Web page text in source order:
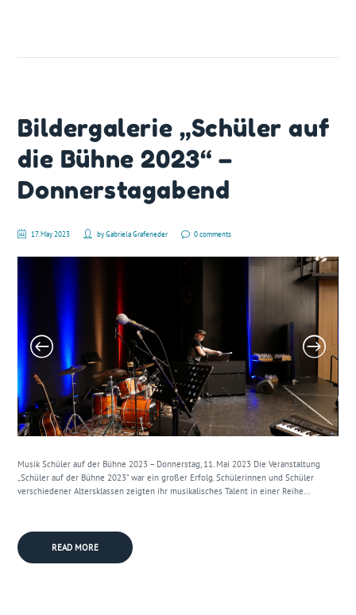
Bildergalerie „Schüler auf
die Bühne 2023“ –
Donnerstagabend
17. May 2023 byGabriela Grafeneder 0 comments
Musik Schüler auf der Bühne 2023 – Donnerstag, 11. Mai 2023 Die Veranstaltung
„Schüler auf der Bühne 2023“ war ein großer Erfolg. Schülerinnen und Schüler
verschiedener Altersklassen zeigten ihr musikalisches Talent in einer Reihe...
READ MORE